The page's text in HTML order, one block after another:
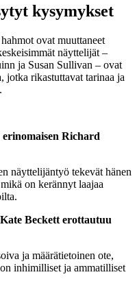
kysymykset
ovat muuttaneet
näyttelijät –
ja Susan Sullivan – ovat
jotka rikastuttavat tarinaa ja
Richard
näyttelijäntyö tekevät hänen
on kerännyt laajaa
Beckett erottautuu
ja määrätietoinen ote,
inhimilliset ja ammatilliset